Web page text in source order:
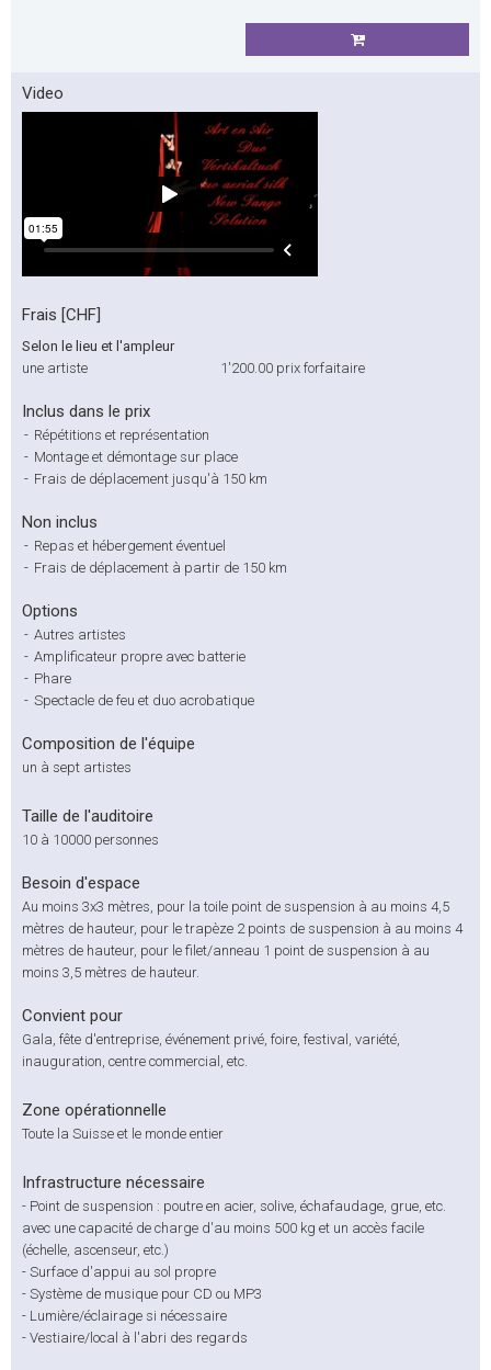
Video
Frais [CHF]
Selon le lieu et l'ampleur
une artiste
1'200.00 prix forfaitaire
Inclus dans le prix
- Répétitions et représentation
- Montage et démontage sur place
- Frais de déplacement jusqu'à 150 km
Non inclus
- Repas et hébergement éventuel
- Frais de déplacement à partir de 150 km
Options
- Autres artistes
- Amplificateur propre avec batterie
- Phare
- Spectacle de feu et duo acrobatique
Composition de l'équipe
un à sept artistes
Taille de l'auditoire
10 à 10000 personnes
Besoin d'espace
Au moins 3x3 mètres, pour la toile point de suspension à au moins 4,5
mètres de hauteur, pour le trapèze 2 points de suspension à au moins 4
mètres de hauteur, pour le filet/anneau 1 point de suspension à au
moins 3,5 mètres de hauteur.
Convient pour
Gala, fête d'entreprise, événement privé, foire, festival, variété,
inauguration, centre commercial, etc.
Zone opérationnelle
Toute la Suisse et le monde entier
Infrastructure nécessaire
- Point de suspension : poutre en acier, solive, échafaudage, grue, etc.
avec une capacité de charge d'au moins 500 kg et un accès facile
(échelle, ascenseur, etc.)
- Surface d'appui au sol propre
- Système de musique pour CD ou MP3
- Lumière/éclairage si nécessaire
- Vestiaire/local à l'abri des regards